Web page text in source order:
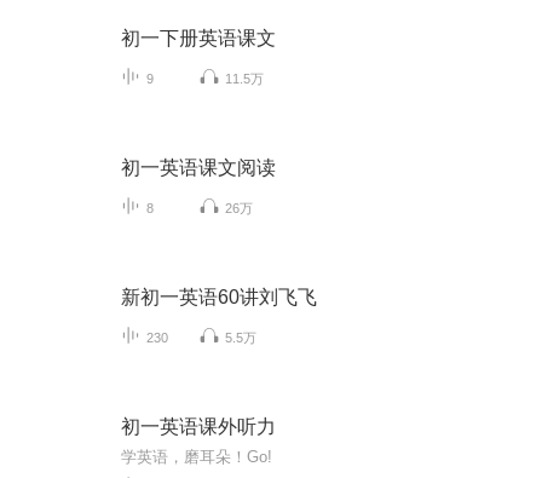
初一下册英语课文
9 11.5万
初一英语课文阅读
8 26万
新初一英语60讲刘飞飞
230 5.5万
初一英语课外听力
学英语，磨耳朵！Go!